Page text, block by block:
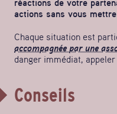
réactions de votre
actions sans vous
Chaque situation est
accompagnée par une
danger immédiat, appeler
Conseils